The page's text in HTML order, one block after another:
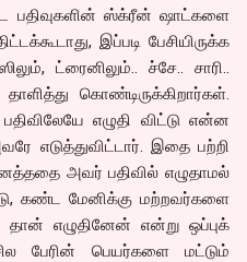
பதிவுகளின் ஸ்க்ரீன் ஷாட்களை
இப்படி பேசியிருக்க
ட்ரைனிலும்.. ச்சே.. சாரி..
தாளித்து கொண்டிருக்கிறார்கள்.
எழுதி விட்டு என்ன
எடுத்துவிட்டார். இதை பற்றி
அவர் பதிவில் எழுதாமல்
கண்ட மேனிக்கு மற்றவர்களை
தான் எழுதினேன் என்று ஒப்புக்
பேரின் பெயர்களை மட்டும்